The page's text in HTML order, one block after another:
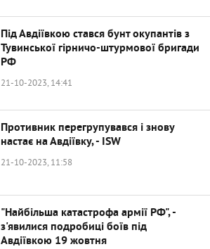
Під Авдіївкою стався бунт окупантів з
Тувинської гірничо-штурмової бригади
РФ
21-10-2023, 14:41
Противник перегрупувався і знову
настає на Авдіївку, - ISW
21-10-2023, 11:58
"Найбільша катастрофа армії РФ", -
з'явилися подробиці боїв під
Авдіївкою 19 жовтня